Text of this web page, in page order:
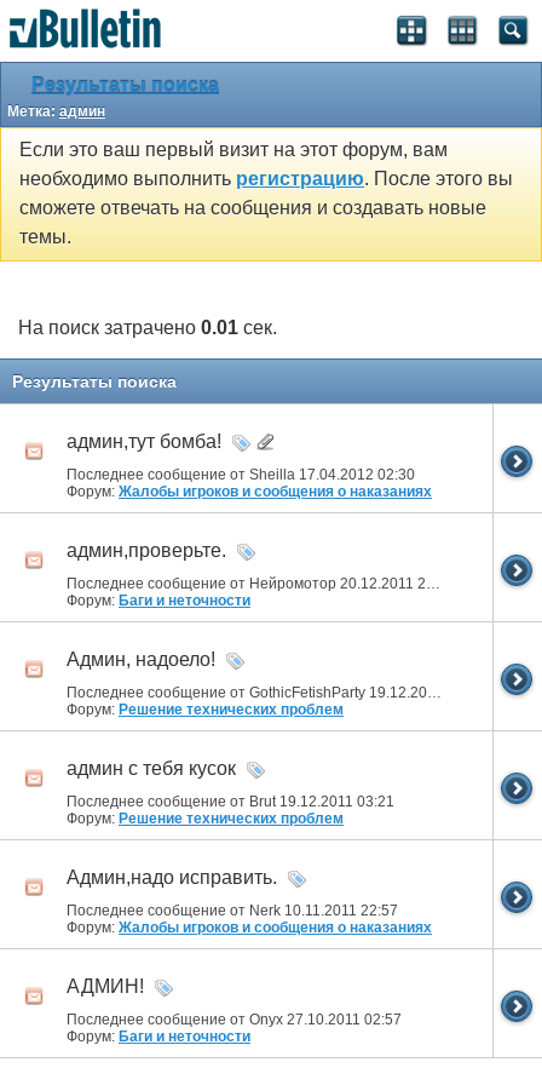
Результаты поиска
Метка: админ
Если это ваш первый визит на этот форум, вам
необходимо выполнить регистрацию. После этого вы
сможете отвечать на сообщения и создавать новые
темы.
На поиск затрачено 0.01 сек.
Результаты поиска
админ,тут бомба!
Последнее сообщение от Sheilla 17.04.2012 02:30
Форум: Жалобы игроков и сообщения о наказаниях
админ,проверьте.
Последнее сообщение от Нейромотор 20.12.2011 20:39
Форум: Баги и неточности
Админ, надоело!
Форум: Решение технических проблем
админ с тебя кусок
Последнее сообщение от Brut 19.12.2011 03:21
Форум: Решение технических проблем
Админ,надо исправить.
Последнее сообщение от Nerk 10.11.2011 22:57
Форум: Жалобы игроков и сообщения о наказаниях
АДМИН!
Последнее сообщение от Onyx 27.10.2011 02:57
Форум: Баги и неточности